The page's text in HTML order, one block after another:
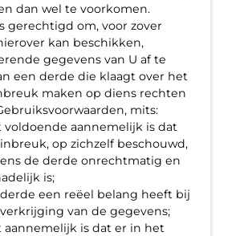
dan wel te voorkomen.
gerechtigd om, voor zover
kan beschikken,
gegevens van U af te
een derde die klaagt over het
maken op diens rechten
mits:
voldoende aannemelijk is dat
op zichzelf beschouwd,
de derde onrechtmatig en
is;
een reëel belang heeft bij
van de gegevens;
aannemelijk is dat er in het